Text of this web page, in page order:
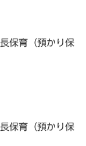
保育（預かり保
保育（預かり保